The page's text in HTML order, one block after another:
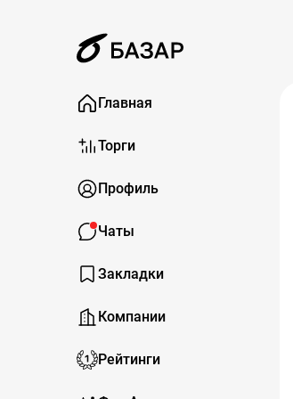
Главная
Торги
Профиль
Чаты
Закладки
Компании
Рейтинги